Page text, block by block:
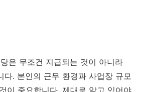
은 무조건 지급되는 것이 아니라
다. 본인의 근무 환경과 사업장 규모